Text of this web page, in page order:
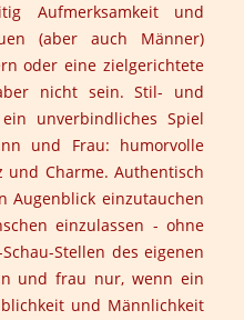
Aufmerksamkeit und
(aber auch Männer)
oder eine zielgerichtete
nicht sein. Stil- und
unverbindliches Spiel
und Frau: humorvolle
und Charme. Authentisch
einzutauchen
einzulassen - ohne
Stellen des eigenen
und frau nur, wenn ein
und Männlichkeit